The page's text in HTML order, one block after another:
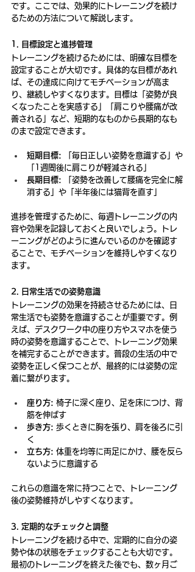
です。ここでは、効果的にトレーニングを続け
るための方法について解説します。
1. 目標設定と進捗管理
トレーニングを続けるためには、明確な目標を
設定することが大切です。具体的な目標があれ
ば、その達成に向けてモチベーションが高ま
り、継続しやすくなります。目標は「姿勢が良
くなったことを実感する」「肩こりや腰痛が改
善される」など、短期的なものから長期的なも
のまで設定できます。
短期目標: 「毎日正しい姿勢を意識する」や
「1週間後に肩こりが軽減される」
長期目標: 「姿勢を改善して腰痛を完全に解
消する」や「半年後には猫背を直す」
進捗を管理するために、毎週トレーニングの内
容や効果を記録しておくと良いでしょう。トレ
ーニングがどのように進んでいるのかを確認す
ることで、モチベーションを維持しやすくなり
ます。
2. 日常生活での姿勢意識
トレーニングの効果を持続させるためには、日
常生活でも姿勢を意識することが重要です。例
えば、デスクワーク中の座り方やスマホを使う
時の姿勢を意識することで、トレーニング効果
を補完することができます。普段の生活の中で
姿勢を正しく保つことが、最終的には姿勢の定
着に繋がります。
座り方: 椅子に深く座り、足を床につけ、背
筋を伸ばす
歩き方: 歩くときに胸を張り、肩を後ろに引
く
立ち方: 体重を均等に両足にかけ、腰を反ら
ないように意識する
これらの意識を常に持つことで、トレーニング
後の姿勢維持がしやすくなります。
3. 定期的なチェックと調整
トレーニングを続ける中で、定期的に自分の姿
勢や体の状態をチェックすることも大切です。
最初のトレーニングを終えた後でも、数ヶ月ご